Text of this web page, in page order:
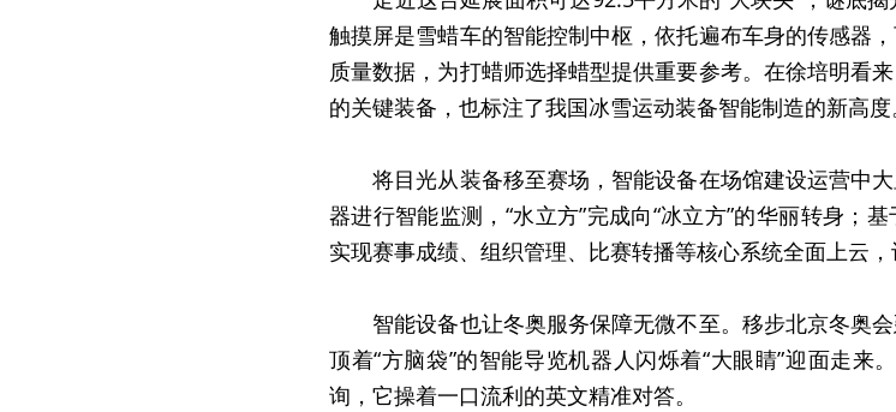
触摸屏是雪蜡车的智能控制中枢，依托遍布车身的传感器
质量数据，为打蜡师选择蜡型提供重要参考。在徐培明看
的关键装备，也标注了我国冰雪运动装备智能制造的新高度
将目光从装备移至赛场，智能设备在场馆建设运营中大
器进行智能监测，“水立方”完成向“冰立方”的华丽转身；
实现赛事成绩、组织管理、比赛转播等核心系统全面上云，
智能设备也让冬奥服务保障无微不至。移步北京冬奥会
顶着“方脑袋”的智能导览机器人闪烁着“大眼睛”迎面走来
询，它操着一口流利的英文精准对答。